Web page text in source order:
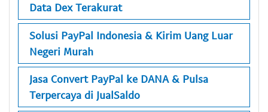
Data Dex Terakurat
Solusi PayPal Indonesia & Kirim Uang Luar
Negeri Murah
Jasa Convert PayPal ke DANA & Pulsa
Terpercaya di JualSaldo